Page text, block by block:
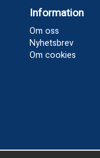
Information
Om oss
Nyhetsbrev
Om cookies